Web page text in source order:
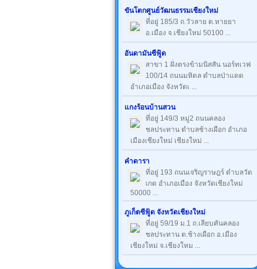
ขันโตกศูนย์วัฒนธรรมเชียงใหม่
ที่อยู่ 185/3 ถ.วัวลาย ต.หายยา
อ.เมือง จ.เชียงใหม่ 50100 ...
อันดามันซีฟู้ด
สาขา 1 ฝั่งตรงข้ามนิสสัน นอร์ทเวฟ
100/14 ถนนมหิดล ตำบลป่าแดด
อำเภอเมือง จังหวัดเ ...
แกงร้อนบ้านสวน
ที่อยู่ 149/3 หมู่2 ถนนคลอง
ชลประทาน ตำบลช้างเผือก อำเภอ
เมืองเชียงใหม่ เชียงใหม่ ...
คำดารา
ที่อยู่ 193 ถนนเจริญราษฎร์ ตำบลวัด
เกต อำเภอเมือง จังหวัดเชียงใหม่
50000 ...
ภูเก็ตซีฟู้ด จังหวัดเชียงใหม่
ที่อยู่ 59/19 ม.1 ถ.เลียบคันคลอง
ชลประทาน ต.ช้างเผือก อ.เมือง
เชียงใหม่ จ.เชียงใหม ...